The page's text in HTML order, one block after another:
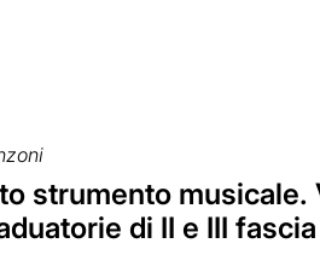
strumento
di II e III fascia